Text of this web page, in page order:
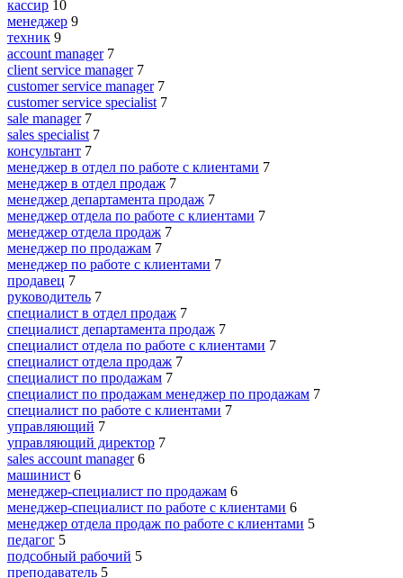
кассир 10
менеджер 9
техник 9
account manager 7
client service manager 7
customer service manager 7
customer service specialist 7
sale manager 7
sales specialist 7
консультант 7
менеджер в отдел по работе с клиентами 7
менеджер в отдел продаж 7
менеджер департамента продаж 7
менеджер отдела по работе с клиентами 7
менеджер отдела продаж 7
менеджер по продажам 7
менеджер по работе с клиентами 7
продавец 7
руководитель 7
специалист в отдел продаж 7
специалист департамента продаж 7
специалист отдела по работе с клиентами 7
специалист отдела продаж 7
специалист по продажам 7
специалист по продажам менеджер по продажам 7
специалист по работе с клиентами 7
управляющий 7
управляющий директор 7
sales account manager 6
машинист 6
менеджер-специалист по продажам 6
менеджер-специалист по работе с клиентами 6
менеджер отдела продаж по работе с клиентами 5
педагог 5
подсобный рабочий 5
преподаватель 5